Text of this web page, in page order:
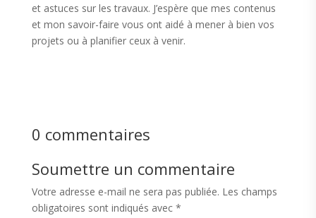
et astuces sur les travaux. J’espère que mes contenus
et mon savoir-faire vous ont aidé à mener à bien vos
projets ou à planifier ceux à venir.
0 commentaires
Soumettre un commentaire
Votre adresse e-mail ne sera pas publiée. Les champs
obligatoires sont indiqués avec *